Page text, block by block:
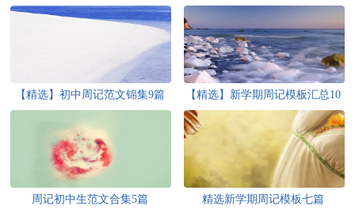
【精选】初中周记范文锦集9篇
【精选】新学期周记模板汇总10
周记初中生范文合集5篇 精选新学期周记模板七篇